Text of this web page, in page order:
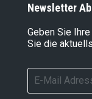
Newsletter
Geben Sie
Sie die